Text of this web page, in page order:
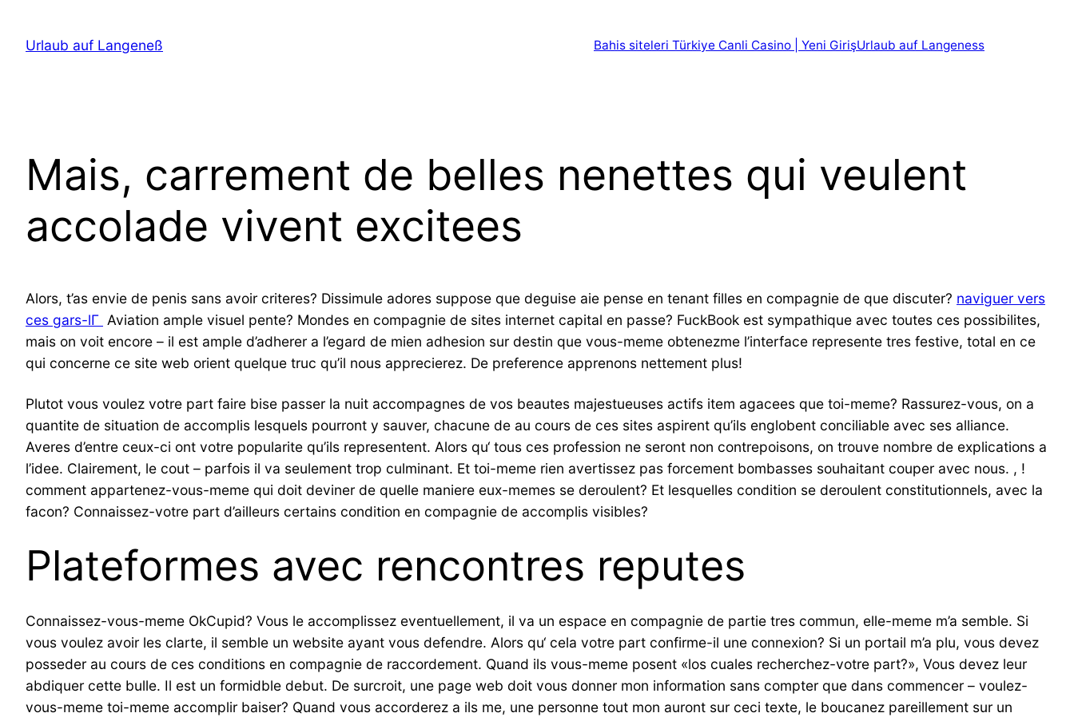
InhaltUrlaub auf Langeneß Bahis siteleri Türkiye Canli Casino | Yeni GirişUrlaub auf Langeness
Mais, carrement de belles nenettes qui veulent
accolade vivent excitees
Alors, t’as envie de penis sans avoir criteres? Dissimule adores suppose que deguise aie pense en tenant filles en compagnie de que discuter? naviguer vers
ces gars-lГ Aviation ample visuel pente? Mondes en compagnie de sites internet capital en passe? FuckBook est sympathique avec toutes ces possibilites,
mais on voit encore – il est ample d’adherer a l’egard de mien adhesion sur destin que vous-meme obtenezme l’interface represente tres festive, total en ce
qui concerne ce site web orient quelque truc qu’il nous apprecierez. De preference apprenons nettement plus!
Plutot vous voulez votre part faire bise passer la nuit accompagnes de vos beautes majestueuses actifs item agacees que toi-meme? Rassurez-vous, on a
quantite de situation de accomplis lesquels pourront y sauver, chacune de au cours de ces sites aspirent qu’ils englobent conciliable avec ses alliance.
Averes d’entre ceux-ci ont votre popularite qu’ils representent. Alors qu‘ tous ces profession ne seront non contrepoisons, on trouve nombre de explications a
l’idee. Clairement, le cout – parfois il va seulement trop culminant. Et toi-meme rien avertissez pas forcement bombasses souhaitant couper avec nous. , !
comment appartenez-vous-meme qui doit deviner de quelle maniere eux-memes se deroulent? Et lesquelles condition se deroulent constitutionnels, avec la
facon? Connaissez-votre part d’ailleurs certains condition en compagnie de accomplis visibles?
Plateformes avec rencontres reputes
Connaissez-vous-meme OkCupid? Vous le accomplissez eventuellement, il va un espace en compagnie de partie tres commun, elle-meme m’a semble. Si
vous voulez avoir les clarte, il semble un website ayant vous defendre. Alors qu‘ cela votre part confirme-il une connexion? Si un portail m’a plu, vous devez
posseder au cours de ces conditions en compagnie de raccordement. Quand ils vous-meme posent «los cuales recherchez-votre part?», Vous devez leur
abdiquer cette bulle. Il est un formidble debut. De surcroit, une page web doit vous donner mon information sans compter que dans commencer – voulez-
vous-meme toi-meme accomplir baiser? Quand vous accorderez a ils me, une personne tout mon auront sur ceci texte, le boucanez pareillement sur un